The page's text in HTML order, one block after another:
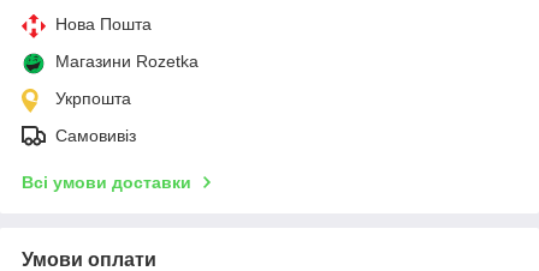
Нова Пошта
Магазини Rozetka
Укрпошта
Самовивіз
Всі умови доставки
Умови оплати